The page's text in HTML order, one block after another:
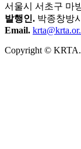
서울시 서초구 마
발행인. 박종창방
Email.
Copyright © KRTA.